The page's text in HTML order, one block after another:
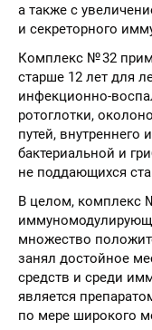
а также с
и секреторного
Комплекс № 32
старше 12 лет для
инфекционно-
ротоглотки,
путей, внутреннего
бактериальной и
не поддающихся
В целом, комплекс
множество
занял достойное
средств и среди
является
по мере широкого